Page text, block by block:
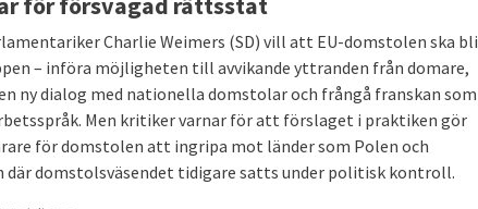
i Europa. Konfrontera länder som Saudiarabien och
den yttre gränsen. Assimilering av de som fått
Charlie Weimers (SD) vill att EU-domstolen ska bli
– införa möjligheten till avvikande yttranden från domare,
ny dialog med nationella domstolar och frångå franskan som
Men kritiker varnar för att förslaget i praktiken gör
för domstolen att ingripa mot länder som Polen och
där domstolsväsendet tidigare satts under politisk kontroll.